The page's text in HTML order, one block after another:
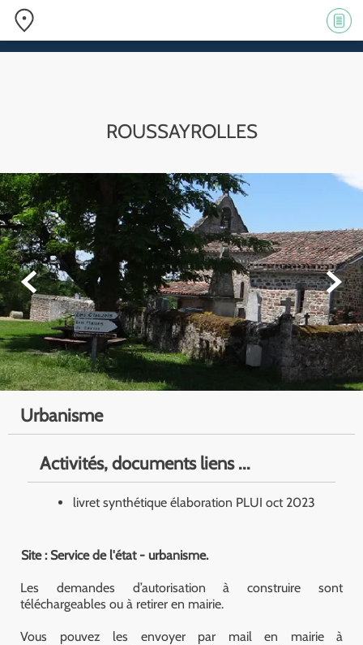
ROUSSAYROLLES
 
Urbanisme
Activités, documents liens ...
livret synthétique élaboration PLUI oct 2023
Site : Service de l'état - urbanisme.
Les demandes d’autorisation à construire sont
téléchargeables ou à retirer en mairie.
Vous pouvez les envoyer par mail en mairie à